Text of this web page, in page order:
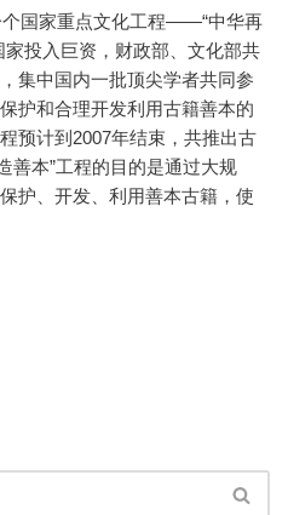
个国家重点文化工程——“中华再
投入巨资，财政部、文化部共
集中国内一批顶尖学者共同参
护和合理开发利用古籍善本的
预计到2007年结束，共推出古
善本”工程的目的是通过大规
护、开发、利用善本古籍，使